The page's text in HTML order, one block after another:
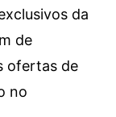
da
de
ofertas de
no